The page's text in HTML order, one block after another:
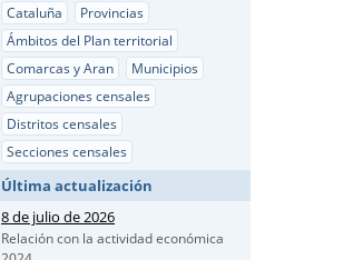
Cataluña
Provincias
Ámbitos del Plan territorial
Comarcas y Aran
Municipios
Agrupaciones censales
Distritos censales
Secciones censales
Última actualización
8 de julio de 2026
Relación con la actividad económica